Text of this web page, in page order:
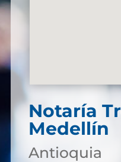
Notaría
Medellín
Antioquia